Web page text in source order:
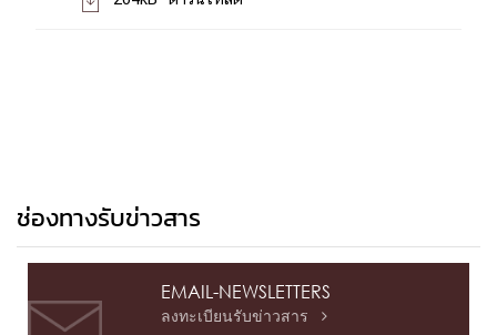
ช่องทางรับข่าวสาร
EMAIL-NEWSLETTERS
ลงทะเบียนรับข่าวสาร 